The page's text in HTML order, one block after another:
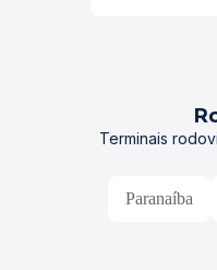
Terminais
Paranaíba